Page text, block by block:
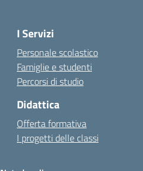
I Servizi
Personale scolastico
Famiglie e studenti
Percorsi di studio
Didattica
Offerta formativa
I progetti delle classi